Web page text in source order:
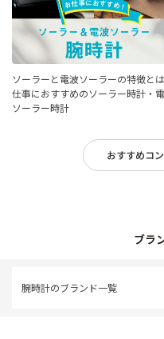
ソーラーと電波ソーラーの特徴と
仕事におすすめのソーラー時計・
ソーラー時計
おすすめコ
ブラ
腕時計のブランド一覧